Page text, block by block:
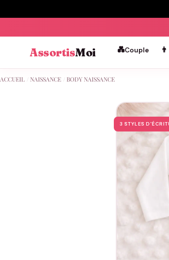
AssortisMoi 💑Couple
ACCUEIL NAISSANCE BODY NAISSANCE
3 STYLES